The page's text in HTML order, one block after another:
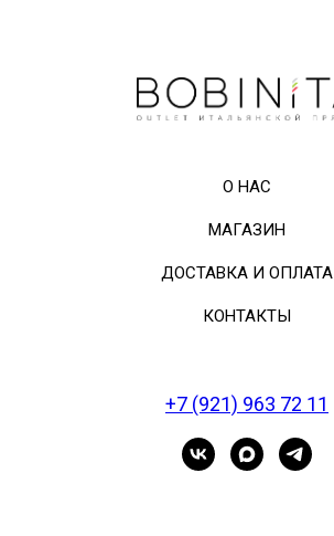
О НАС
МАГАЗИН
ДОСТАВКА И ОПЛАТА
КОНТАКТЫ
+7 (921) 963 72 11